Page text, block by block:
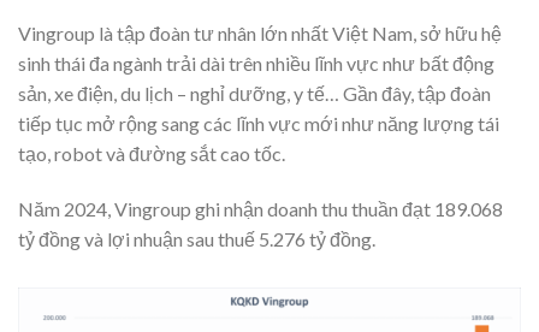
Vingroup là tập đoàn tư nhân lớn nhất Việt Nam, sở hữu hệ
sinh thái đa ngành trải dài trên nhiều lĩnh vực như bất động
sản, xe điện, du lịch – nghỉ dưỡng, y tế… Gần đây, tập đoàn
tiếp tục mở rộng sang các lĩnh vực mới như năng lượng tái
tạo, robot và đường sắt cao tốc.
Năm 2024, Vingroup ghi nhận doanh thu thuần đạt 189.068
tỷ đồng và lợi nhuận sau thuế 5.276 tỷ đồng.